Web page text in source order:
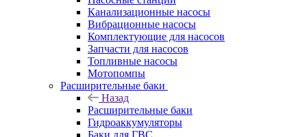
Канализационные насосы
Вибрационные насосы
Комплектующие для насосов
Запчасти для насосов
Топливные насосы
Мотопомпы
Расширительные баки
Назад
Расширительные баки
Гидроаккумуляторы
Баки для ГВС